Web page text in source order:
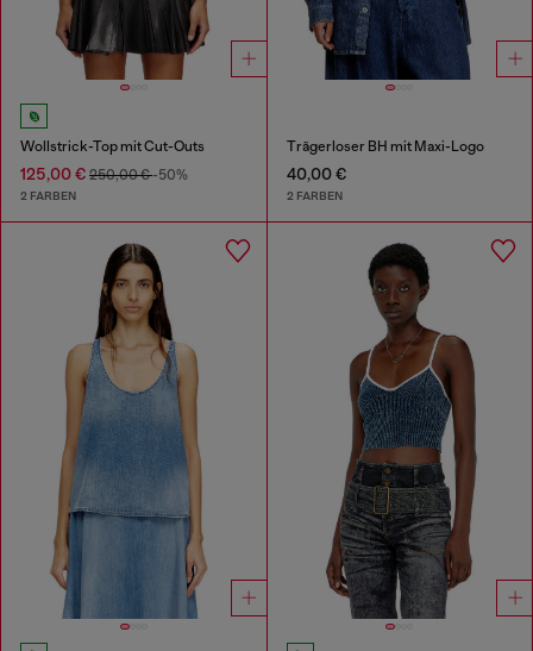
Wollstrick-Top mit Cut-Outs
125,00 € 250,00 €-50%
2 FARBEN
Trägerloser BH mit Maxi-Logo
40,00 €
2 FARBEN